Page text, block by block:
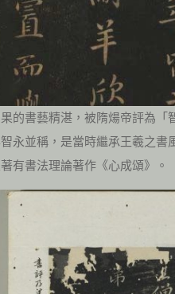
的書藝精湛，被隋煬帝評為「
永並稱，是當時繼承王羲之書
有書法理論著作《心成頌》。